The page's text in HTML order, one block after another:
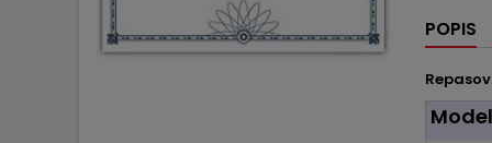
POPIS
Model